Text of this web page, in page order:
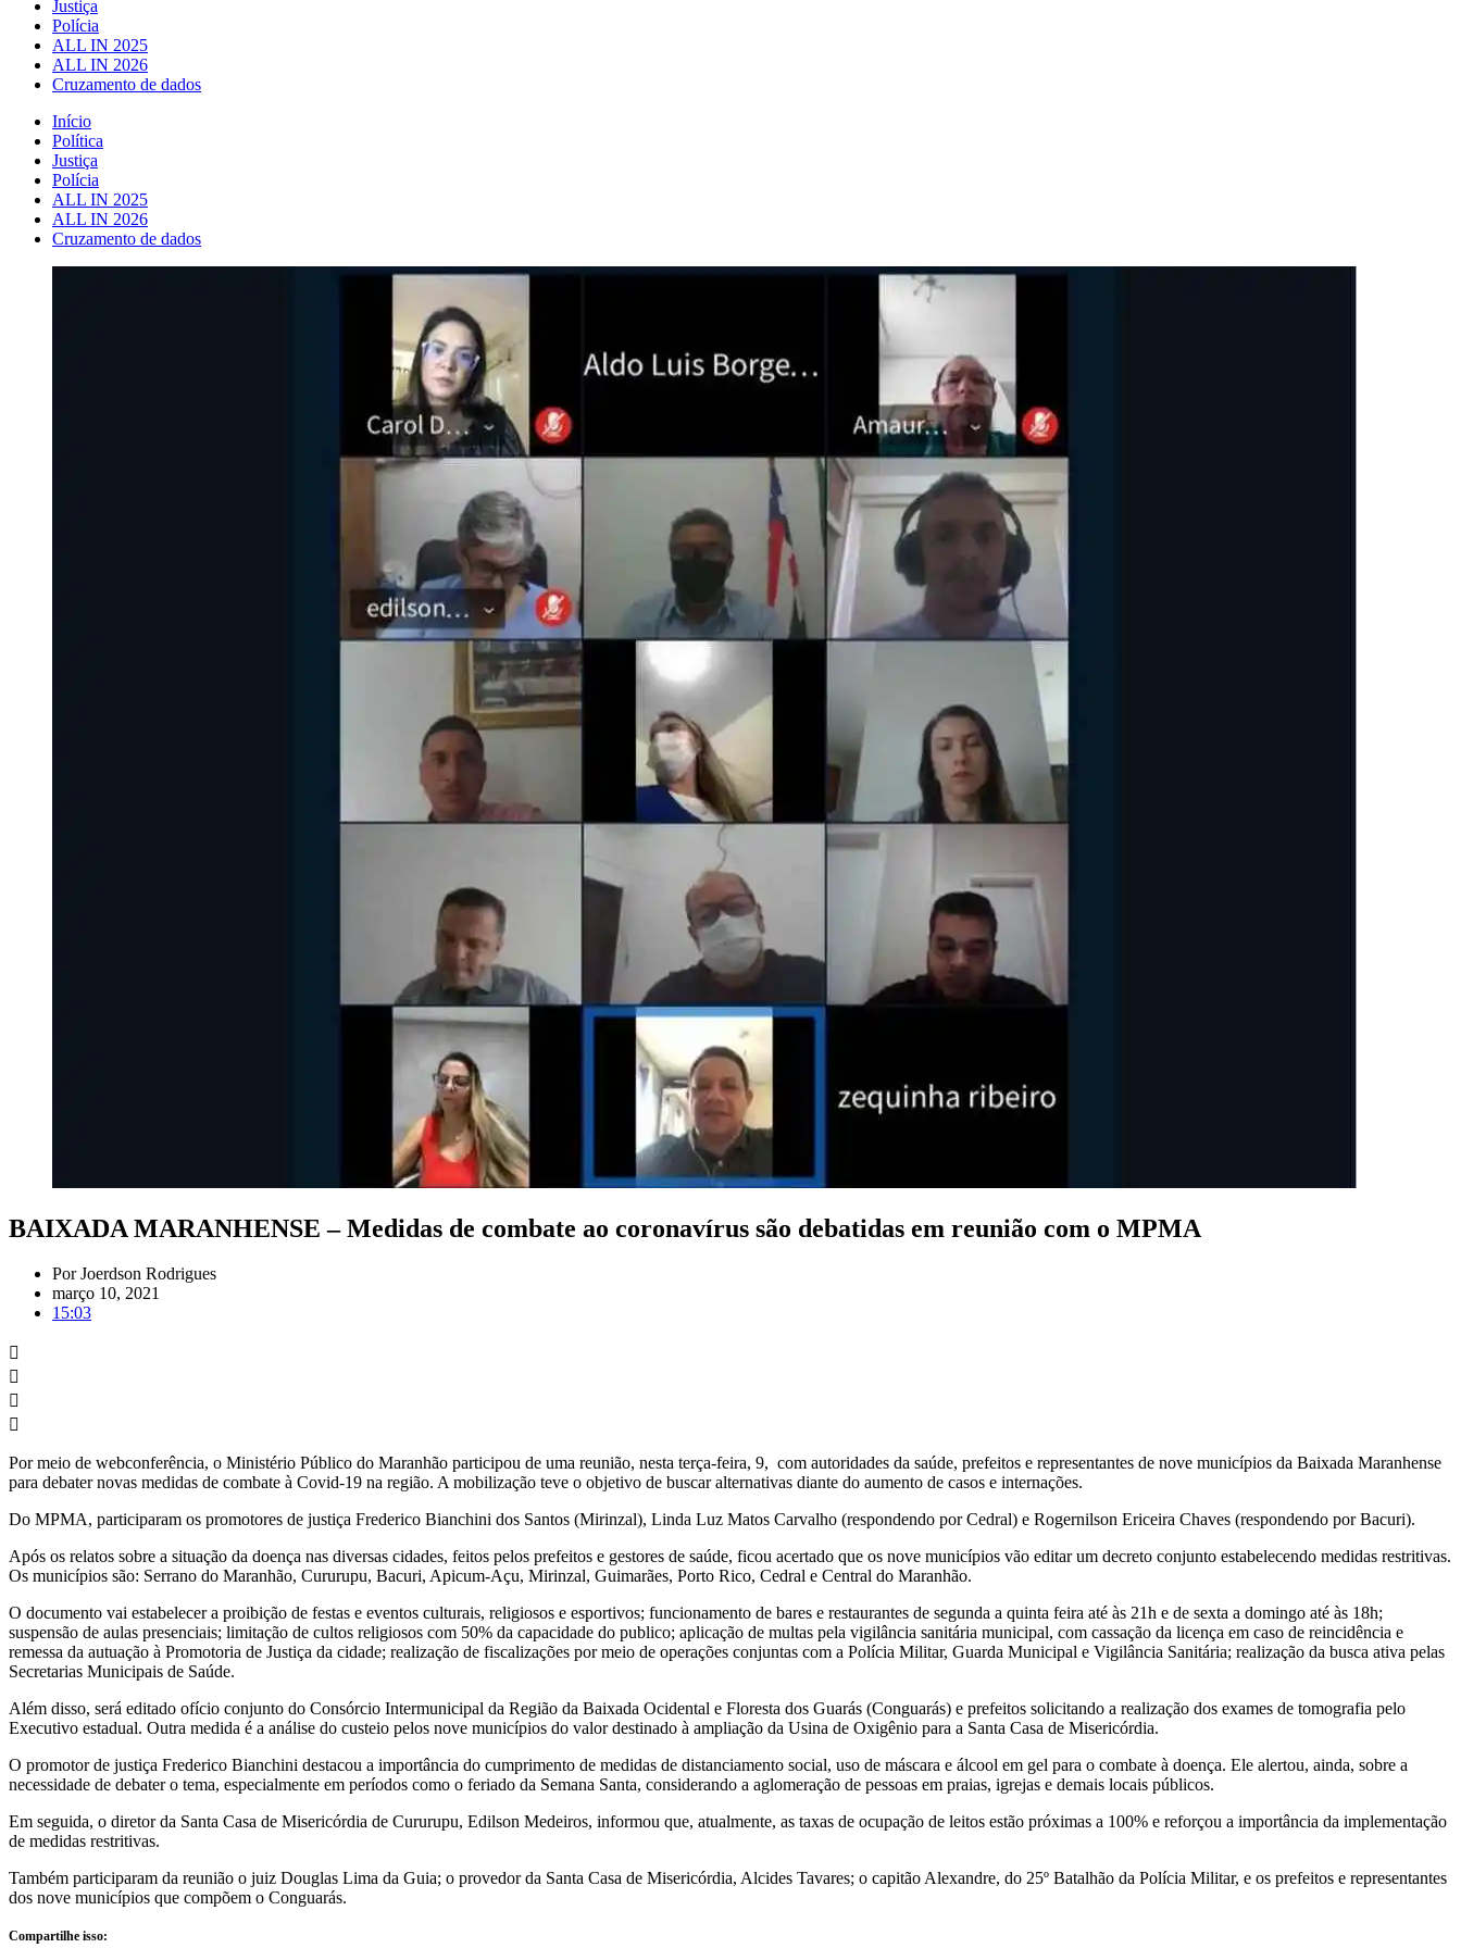
Justiça
Polícia
ALL IN 2025
ALL IN 2026
Cruzamento de dados
Início
Política
Justiça
Polícia
ALL IN 2025
ALL IN 2026
Cruzamento de dados
BAIXADA MARANHENSE – Medidas de combate ao coronavírus são debatidas em reunião com o MPMA
PorJoerdson Rodrigues
março 10, 2021
15:03
Por meio de webconferência, o Ministério Público do Maranhão participou de uma reunião, nesta terça-feira, 9, com autoridades da saúde, prefeitos e representantes de nove municípios da Baixada Maranhense
para debater novas medidas de combate à Covid-19 na região. A mobilização teve o objetivo de buscar alternativas diante do aumento de casos e internações.
Do MPMA, participaram os promotores de justiça Frederico Bianchini dos Santos (Mirinzal), Linda Luz Matos Carvalho (respondendo por Cedral) e Rogernilson Ericeira Chaves (respondendo por Bacuri).
Após os relatos sobre a situação da doença nas diversas cidades, feitos pelos prefeitos e gestores de saúde, ficou acertado que os nove municípios vão editar um decreto conjunto estabelecendo medidas restritivas.
Os municípios são: Serrano do Maranhão, Cururupu, Bacuri, Apicum-Açu, Mirinzal, Guimarães, Porto Rico, Cedral e Central do Maranhão.
O documento vai estabelecer a proibição de festas e eventos culturais, religiosos e esportivos; funcionamento de bares e restaurantes de segunda a quinta feira até às 21h e de sexta a domingo até às 18h;
suspensão de aulas presenciais; limitação de cultos religiosos com 50% da capacidade do publico; aplicação de multas pela vigilância sanitária municipal, com cassação da licença em caso de reincidência e
remessa da autuação à Promotoria de Justiça da cidade; realização de fiscalizações por meio de operações conjuntas com a Polícia Militar, Guarda Municipal e Vigilância Sanitária; realização da busca ativa pelas
Secretarias Municipais de Saúde.
Além disso, será editado ofício conjunto do Consórcio Intermunicipal da Região da Baixada Ocidental e Floresta dos Guarás (Conguarás) e prefeitos solicitando a realização dos exames de tomografia pelo
Executivo estadual. Outra medida é a análise do custeio pelos nove municípios do valor destinado à ampliação da Usina de Oxigênio para a Santa Casa de Misericórdia.
O promotor de justiça Frederico Bianchini destacou a importância do cumprimento de medidas de distanciamento social, uso de máscara e álcool em gel para o combate à doença. Ele alertou, ainda, sobre a
necessidade de debater o tema, especialmente em períodos como o feriado da Semana Santa, considerando a aglomeração de pessoas em praias, igrejas e demais locais públicos.
Em seguida, o diretor da Santa Casa de Misericórdia de Cururupu, Edilson Medeiros, informou que, atualmente, as taxas de ocupação de leitos estão próximas a 100% e reforçou a importância da implementação
de medidas restritivas.
Também participaram da reunião o juiz Douglas Lima da Guia; o provedor da Santa Casa de Misericórdia, Alcides Tavares; o capitão Alexandre, do 25º Batalhão da Polícia Militar, e os prefeitos e representantes
dos nove municípios que compõem o Conguarás.
Compartilhe isso: